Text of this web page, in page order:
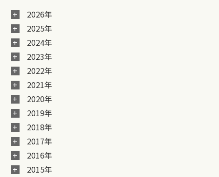
2026年
2025年
2024年
2023年
2022年
2021年
2020年
2019年
2018年
2017年
2016年
2015年